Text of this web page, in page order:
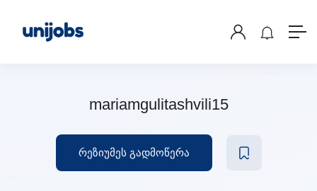
mariamgulitashvili15
რეზიუმეს გადმოწერა